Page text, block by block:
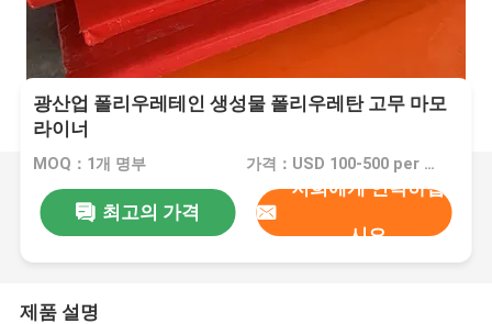
광산업 폴리우레테인 생성물 폴리우레탄 고무 마모
라이너
MOQ：1개 명부 가격：USD 100-500 per roll
최고의 가격
저희에게 연락하십
시오
제품 설명